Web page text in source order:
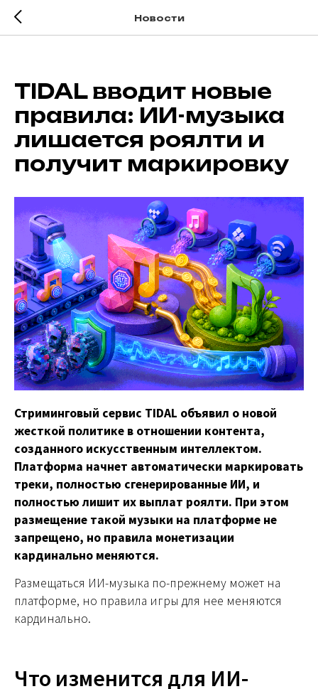
Новости
TIDAL вводит новые
правила: ИИ-музыка
лишается роялти и
получит маркировку
Стриминговый сервис TIDAL объявил о новой
жесткой политике в отношении контента,
созданного искусственным интеллектом.
Платформа начнет автоматически маркировать
треки, полностью сгенерированные ИИ, и
полностью лишит их выплат роялти. При этом
размещение такой музыки на платформе не
запрещено, но правила монетизации
кардинально меняются.
Размещаться ИИ-музыка по-прежнему может на
платформе, но правила игры для нее меняются
кардинально.
Что изменится для ИИ-